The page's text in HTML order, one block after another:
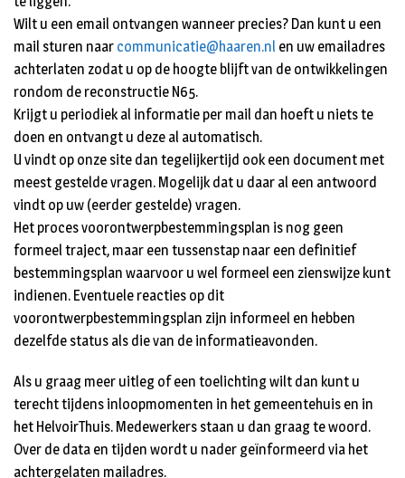
Wilt u een email ontvangen wanneer precies? Dan kunt u een
mail sturen naar communicatie@haaren.nl en uw emailadres
achterlaten zodat u op de hoogte blijft van de ontwikkelingen
rondom de reconstructie N65.
Krijgt u periodiek al informatie per mail dan hoeft u niets te
doen en ontvangt u deze al automatisch.
U vindt op onze site dan tegelijkertijd ook een document met
meest gestelde vragen. Mogelijk dat u daar al een antwoord
vindt op uw (eerder gestelde) vragen.
Het proces voorontwerpbestemmingsplan is nog geen
formeel traject, maar een tussenstap naar een definitief
bestemmingsplan waarvoor u wel formeel een zienswijze kunt
indienen. Eventuele reacties op dit
voorontwerpbestemmingsplan zijn informeel en hebben
dezelfde status als die van de informatieavonden.
Als u graag meer uitleg of een toelichting wilt dan kunt u
terecht tijdens inloopmomenten in het gemeentehuis en in
het HelvoirThuis. Medewerkers staan u dan graag te woord.
Over de data en tijden wordt u nader geïnformeerd via het
achtergelaten mailadres.